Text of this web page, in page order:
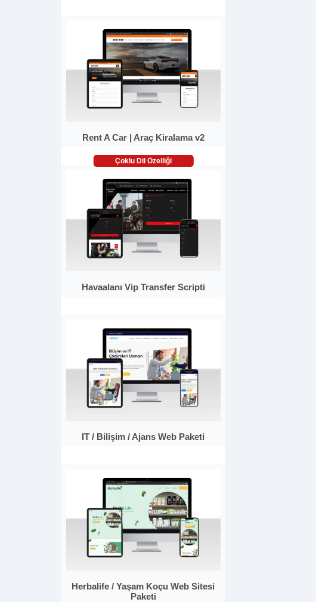
Rent A Car | Araç Kiralama v2
Çoklu Dil Özelliği
Havaalanı Vip Transfer Scripti
IT / Bilişim / Ajans Web Paketi
Herbalife / Yaşam Koçu Web Sitesi
Paketi